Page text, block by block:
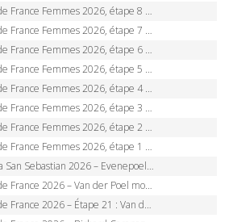
2026, étape 8 – Demi Vollering gagne à Nice, reprend le jaune, Niewiadoma à 8 secondes
2026, étape 7 – Kasia Niewiadoma gagne le Ventoux, maillot jaune, Reusser et Vollering piégées
2026, étape 6 – Kim Le Court-Pienaar gagne à Tournon, Reusser en jaune
2026, étape 5 – Demi Vollering gagne à Belleville, Reusser en jaune, Ferrand-Prévot coule
2026, étape 4 – Marlen Reusser écrase le chrono, Ferrand-Prévot en crise
2026, étape 3 – Sigrid Haugset en solitaire, 88 km d’échappée, maillot jaune
2026, étape 2 – Lorena Wiebes doublé à Genève, Markus héroïque, 7e record
2026, étape 1 – Lorena Wiebes intouchable à Lausanne, premier maillot jaune
2026 – Evenepoel recordman, 4e victoire, Carapaz battu au sprint
– Van der Poel monumental à Paris, Pogacar égale le record des cinq sacres
– Étape 21 : Van der Poel, Pogacar, qui succédera à Wout van Aert sur les Champs-Elysées ?